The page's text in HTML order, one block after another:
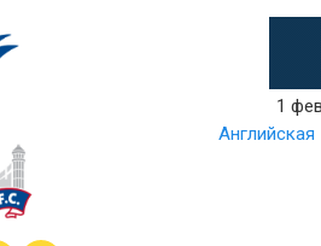
1